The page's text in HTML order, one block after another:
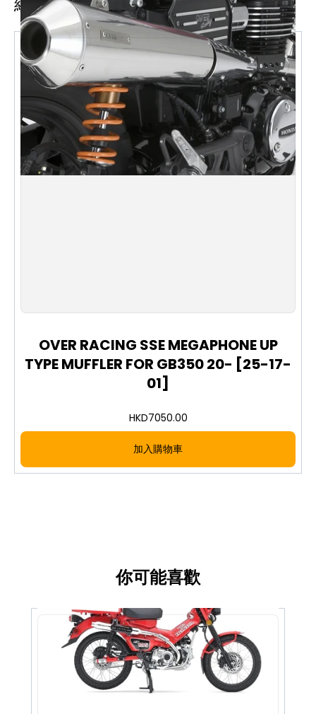
經常一起購買
OVER RACING SSE MEGAPHONE UP
TYPE MUFFLER FOR GB350 20- [25-17-
01]
HKD7050.00
加入購物車
Racing風格。這款消音器剝離了多餘的裝飾，散發出金屬
質感，採用了與標準接近的上方佈局，從而在保留標準設
計優勢的同時，實現了更高品質的定制化。大容量的消音
器抑制了噪音，同時實現了令人愉悅的音質，使您能夠感
受到單缸引擎的脈動。兩種不同形狀和表面處理的散熱
罩，優先考慮設計美學，同時融入了開發者的趣味精神。
設計用於長途旅行，製作成一款在中至高轉速範圍內增強
動力特性的消音器，為您提供流暢而令人振奮的騎行體
驗。
規格 ：
你可能喜歡